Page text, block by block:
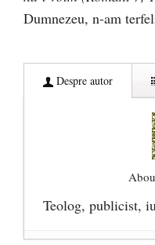
Dumnezeu, n-am
Despre autor
Teolog, publicist,